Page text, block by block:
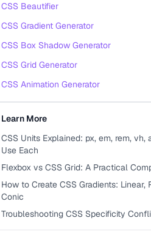
CSS Beautifier
CSS Gradient Generator
CSS Box Shadow Generator
CSS Grid Generator
CSS Animation Generator
Learn More
CSS Units Explained: px, em, rem, vh,
Use Each
Flexbox vs CSS Grid: A Practical
How to Create CSS Gradients: Linear,
Conic
Troubleshooting CSS Specificity